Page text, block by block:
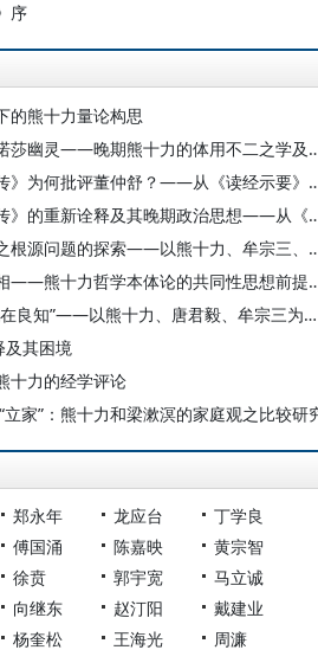
序
的熊十力量论构思
郭潇：现代儒学中的斯宾诺莎
曾亦：熊十力重释《公羊传》为
曾亦：论熊十力对《公羊传》的重新
李富强：现代新儒家对恶之根源
李祥俊：集聚、一体与共相
龚开喻：现代新儒家论“见在良知”——以熊十力、唐君毅、牟宗三为中心
及其困境
十力的经学评论
立家”：熊十力和梁漱溟的家庭观之比较研
郑永年 龙应台
丁学良
傅国涌 陈嘉映
黄宗智
徐贲 郭宇宽
马立诚
向继东 赵汀阳
戴建业
杨奎松 王海光 周濂